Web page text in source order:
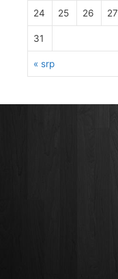
« srp
24 25 26 27
31